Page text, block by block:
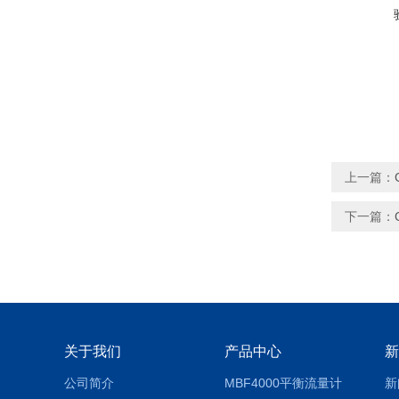
上一篇：
下一篇：
关于我们
公司简介
产品中心
MBF4000平衡流量计